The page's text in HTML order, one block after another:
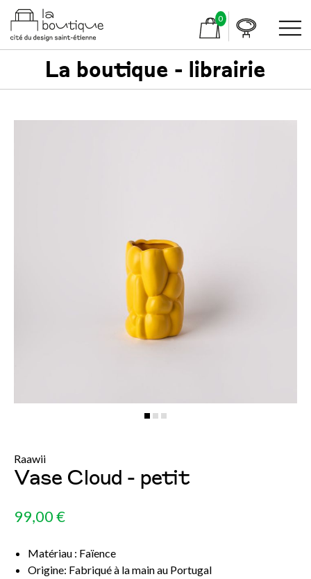
0
La boutique - librairie
Raawii
Vase Cloud - petit
99,00 €
Matériau : Faïence
Origine: Fabriqué à la main au Portugal